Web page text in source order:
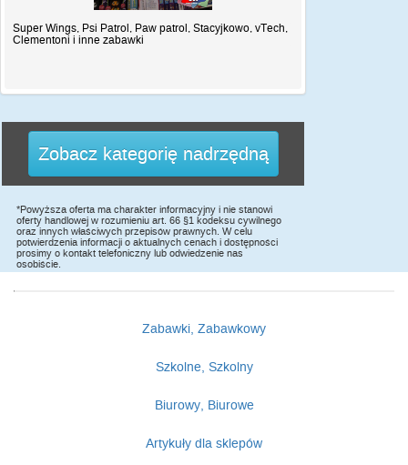
Super Wings, Psi Patrol, Paw patrol, Stacyjkowo, vTech,
Clementoni i inne zabawki
Zobacz kategorię nadrzędną
*Powyższa oferta ma charakter informacyjny i nie stanowi
oferty handlowej w rozumieniu art. 66 §1 kodeksu cywilnego
oraz innych właściwych przepisów prawnych. W celu
potwierdzenia informacji o aktualnych cenach i dostępności
prosimy o kontakt telefoniczny lub odwiedzenie nas
osobiście.
Zabawki, Zabawkowy
Szkolne, Szkolny
Biurowy, Biurowe
Artykuły dla sklepów